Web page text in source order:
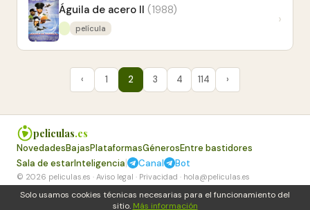
Solo usamos cookies técnicas necesarias para el funcionamiento del
sitio. Más información
Águila de acero II (1988)
película
›
‹ 1 2 3 4 114 ›
peliculas.es
NovedadesBajasPlataformasGénerosEntre bastidores
Sala de estarInteligencia| Canal Bot
© 2026 peliculas.es · Aviso legal · Privacidad · hola@peliculas.es